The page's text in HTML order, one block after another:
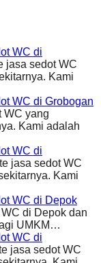
WC di
jasa sedot WC
Kami
WC di Grobogan
WC yang
Kami adalah
WC di
jasa sedot WC
Kami
WC di Depok
di Depok dan
UMKM…
WC di
jasa sedot WC